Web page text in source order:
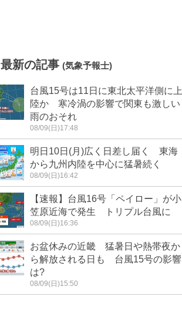
最新の記事 (気象予報士)
台風15号は11日に東北太平洋側に上
陸か 寒冷渦の影響で関東も激しい
雨のおそれ
08/09(日)17:48
明日10日(月)広く日差し届く 東海
から九州内陸を中心に猛暑続く
08/09(日)16:42
【速報】台風16号「ペイロー」が小
笠原近海で発生 トリプル台風に
08/09(日)16:36
お盆休みの近畿 猛暑日や熱帯夜か
ら解放される日も 台風15号の影響
は?
08/09(日)15:50